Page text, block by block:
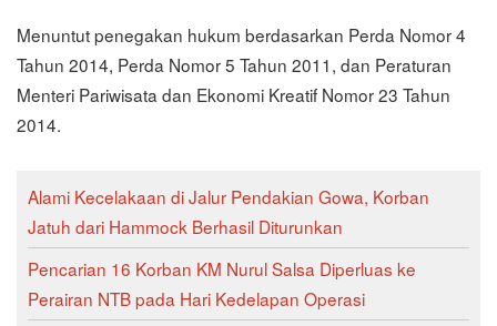
Menuntut penegakan hukum berdasarkan Perda Nomor 4
Tahun 2014, Perda Nomor 5 Tahun 2011, dan Peraturan
Menteri Pariwisata dan Ekonomi Kreatif Nomor 23 Tahun
2014.
Alami Kecelakaan di Jalur Pendakian Gowa, Korban
Jatuh dari Hammock Berhasil Diturunkan
Pencarian 16 Korban KM Nurul Salsa Diperluas ke
Perairan NTB pada Hari Kedelapan Operasi